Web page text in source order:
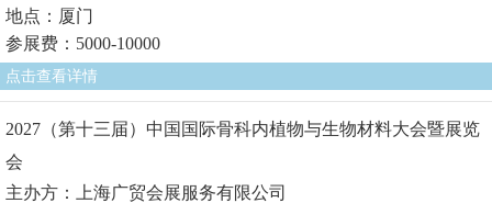
地点：厦门
参展费：5000-10000
点击查看详情
2027（第十三届）中国国际骨科内植物与生物材料大会暨展览
会
主办方：上海广贸会展服务有限公司